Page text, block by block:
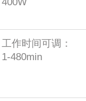
工作时间可调：
1-480min